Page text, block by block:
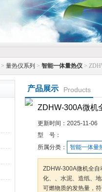
> 量热仪系列 > 智能一体量热仪 >
产品展示 Products
ZDHW-300A微机
更新时间： 2025-11-06
型 号：
所属分类：
智能一体量
ZDHW-300A微机全
化、、水泥、造纸、
可燃物质的发热量，